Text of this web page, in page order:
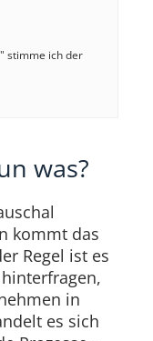
stimme ich der
was?
kommt das
Regel ist es
in
es sich